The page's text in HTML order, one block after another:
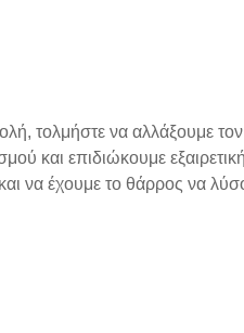
τολμήστε να αλλάξουμε
και επιδιώκουμε
να έχουμε το θάρρος να